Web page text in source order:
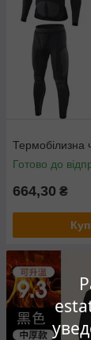
Термобілизна
Готово до
664,30 ₴